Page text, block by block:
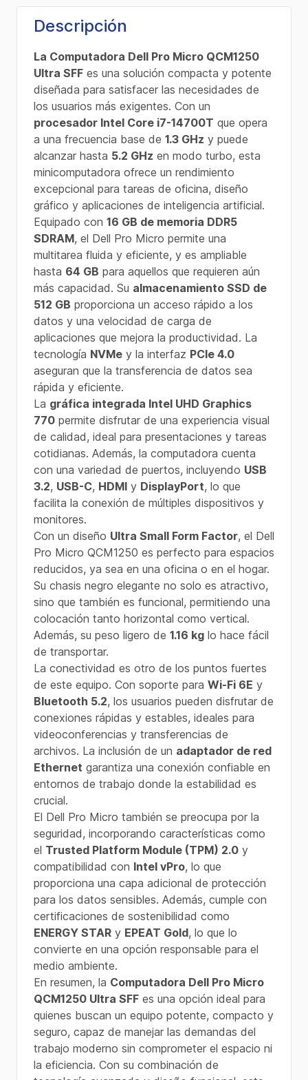
Descripción
La Computadora Dell Pro Micro QCM1250
Ultra SFF es una solución compacta y potente
diseñada para satisfacer las necesidades de
los usuarios más exigentes. Con un
procesador Intel Core i7-14700T que opera
a una frecuencia base de 1.3 GHz y puede
alcanzar hasta 5.2 GHz en modo turbo, esta
minicomputadora ofrece un rendimiento
excepcional para tareas de oficina, diseño
gráfico y aplicaciones de inteligencia artificial.
Equipado con 16 GB de memoria DDR5
SDRAM, el Dell Pro Micro permite una
multitarea fluida y eficiente, y es ampliable
hasta 64 GB para aquellos que requieren aún
más capacidad. Su almacenamiento SSD de
512 GB proporciona un acceso rápido a los
datos y una velocidad de carga de
aplicaciones que mejora la productividad. La
tecnología NVMe y la interfaz PCIe 4.0
aseguran que la transferencia de datos sea
rápida y eficiente.
La gráfica integrada Intel UHD Graphics
770 permite disfrutar de una experiencia visual
de calidad, ideal para presentaciones y tareas
cotidianas. Además, la computadora cuenta
con una variedad de puertos, incluyendo USB
3.2, USB-C, HDMI y DisplayPort, lo que
facilita la conexión de múltiples dispositivos y
monitores.
Con un diseño Ultra Small Form Factor, el Dell
Pro Micro QCM1250 es perfecto para espacios
reducidos, ya sea en una oficina o en el hogar.
Su chasis negro elegante no solo es atractivo,
sino que también es funcional, permitiendo una
colocación tanto horizontal como vertical.
Además, su peso ligero de 1.16 kg lo hace fácil
de transportar.
La conectividad es otro de los puntos fuertes
de este equipo. Con soporte para Wi-Fi 6E y
Bluetooth 5.2, los usuarios pueden disfrutar de
conexiones rápidas y estables, ideales para
videoconferencias y transferencias de
archivos. La inclusión de un adaptador de red
Ethernet garantiza una conexión confiable en
entornos de trabajo donde la estabilidad es
crucial.
El Dell Pro Micro también se preocupa por la
seguridad, incorporando características como
el Trusted Platform Module (TPM) 2.0 y
compatibilidad con Intel vPro, lo que
proporciona una capa adicional de protección
para los datos sensibles. Además, cumple con
certificaciones de sostenibilidad como
ENERGY STAR y EPEAT Gold, lo que lo
convierte en una opción responsable para el
medio ambiente.
En resumen, la Computadora Dell Pro Micro
QCM1250 Ultra SFF es una opción ideal para
quienes buscan un equipo potente, compacto y
seguro, capaz de manejar las demandas del
trabajo moderno sin comprometer el espacio ni
la eficiencia. Con su combinación de